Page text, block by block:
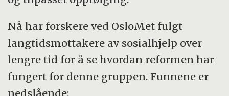
Nå har forskere ved OsloMet fulgt
langtidsmottakere av sosialhjelp over
lengre tid for å se hvordan reformen har
fungert for denne gruppen. Funnene er
nedslående: